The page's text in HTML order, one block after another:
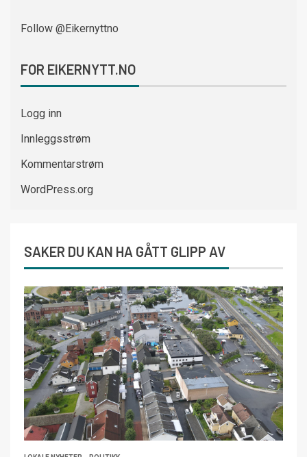
Follow @Eikernyttno
FOR EIKERNYTT.NO
Logg inn
Innleggsstrøm
Kommentarstrøm
WordPress.org
SAKER DU KAN HA GÅTT GLIPP AV